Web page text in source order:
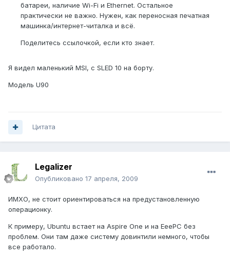
батареи, наличие Wi-Fi и Ethernet. Остальное
практически не важно. Нужен, как переносная печатная
машинка/интернет-читалка и всё.
Поделитесь ссылочкой, если кто знает.
Я видел маленький MSI, с SLED 10 на борту.
Модель U90
Цитата
Legalizer
Опубликовано 17 апреля, 2009
ИМХО, не стоит ориентироваться на предустановленную
операционку.
К примеру, Ubuntu встает на Aspire One и на EeePC без
проблем. Они там даже систему довинтили немного, чтобы
все работало.